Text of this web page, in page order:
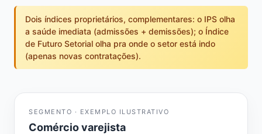
Dois índices proprietários, complementares: o IPS olha
a saúde imediata (admissões + demissões); o Índice
de Futuro Setorial olha pra onde o setor está indo
(apenas novas contratações).
SEGMENTO · EXEMPLO ILUSTRATIVO
Comércio varejista